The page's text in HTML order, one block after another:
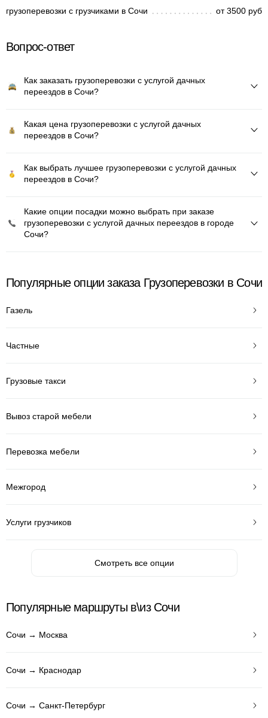
грузоперевозки с грузчиками в Сочи от 3500 руб
Вопрос-ответ
Как заказать грузоперевозки с услугой дачных
переездов в Сочи?
Какая цена грузоперевозки с услугой дачных
переездов в Сочи?
Как выбрать лучшее грузоперевозки с услугой дачных
переездов в Сочи?
Какие опции посадки можно выбрать при заказе
грузоперевозки с услугой дачных переездов в городе
Сочи?
Популярные опции заказа Грузоперевозки в Сочи
Газель
Частные
Грузовые такси
Вывоз старой мебели
Перевозка мебели
Межгород
Услуги грузчиков
Смотреть все опции
Популярные маршруты в\из Сочи
Сочи → Москва
Сочи → Краснодар
Сочи → Санкт-Петербург